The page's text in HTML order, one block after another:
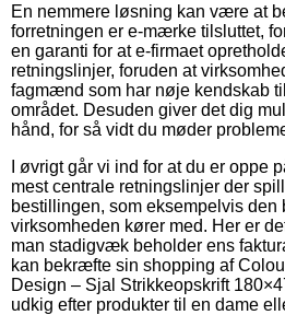
En nemmere løsning kan være at
forretningen er e-mærke tilsluttet,
en garanti for at e-firmaet
retningslinjer, foruden at
fagmænd som har nøje kendskab
området. Desuden giver det dig
hånd, for så vidt du møder
I øvrigt går vi ind for at du er oppe
mest centrale retningslinjer der
bestillingen, som eksempelvis den
virksomheden kører med. Her er
man stadigvæk beholder ens
kan bekræfte sin shopping af
Design – Sjal Strikkeopskrift
udkig efter produkter til en dame